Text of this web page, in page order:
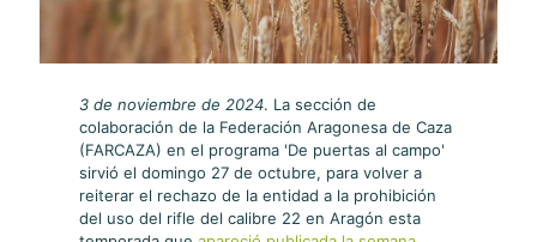
3 de noviembre de 2024. La sección de
colaboración de la Federación Aragonesa de Caza
(FARCAZA) en el programa 'De puertas al campo'
sirvió el domingo 27 de octubre, para volver a
reiterar el rechazo de la entidad a la prohibición
del uso del rifle del calibre 22 en Aragón esta